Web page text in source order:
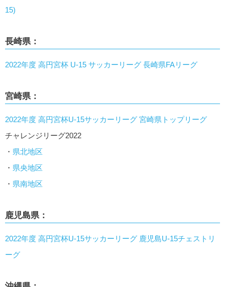
15)
長崎県：
2022年度 高円宮杯 U-15 サッカーリーグ 長崎県FAリーグ
宮崎県：
2022年度 高円宮杯U-15サッカーリーグ 宮崎県トップリーグ
チャレンジリーグ2022
・ 県北地区
・ 県央地区
・ 県南地区
鹿児島県：
2022年度 高円宮杯U-15サッカーリーグ 鹿児島U-15チェストリ
ーグ